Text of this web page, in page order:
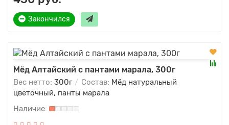
Закончился
Мёд Алтайский с пантами марала, 300г
Вес нетто: 300г Состав: Мёд натуральный
цветочный, панты марала